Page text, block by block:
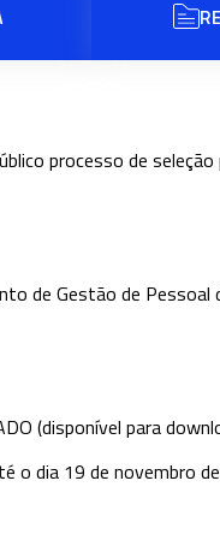
processo de
de Gestão de Pessoal
(disponível para
o dia 19 de novembro